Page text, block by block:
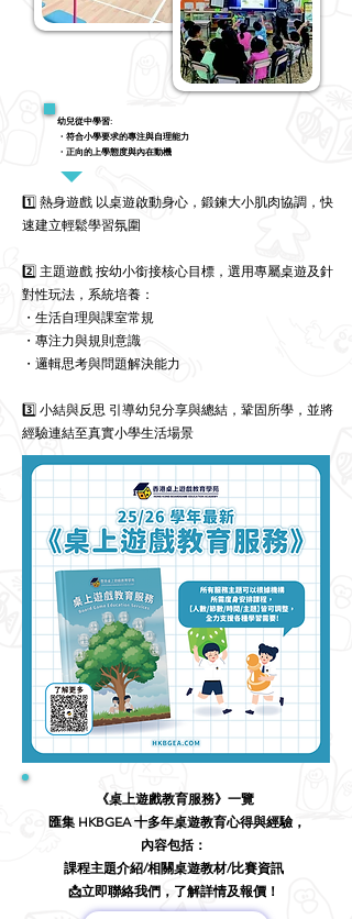
幼兒從中學習:
・符合小學要求的專注與自理能力
・正向的上學態度與內在動機
1️⃣ 熱身遊戲 以桌遊啟動身心，鍛鍊大小肌肉協調，快
速建立輕鬆學習氛圍
2️⃣ 主題遊戲 按幼小銜接核心目標，選用專屬桌遊及針
對性玩法，系統培養：
・生活自理與課室常規
・專注力與規則意識
・邏輯思考與問題解決能力
3️⃣ 小結與反思 引導幼兒分享與總結，鞏固所學，並將
經驗連結至真實小學生活場景
《桌上遊戲教育服務》一覽
匯集 HKBGEA 十多年桌遊教育心得與經驗，
內容包括：
課程主題介紹/相關桌遊教材/比賽資訊
📩立即聯絡我們，了解詳情及報價！